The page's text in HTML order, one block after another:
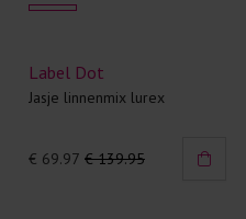
Label Dot
Jasje linnenmix lurex
€ 69.97 € 139.95